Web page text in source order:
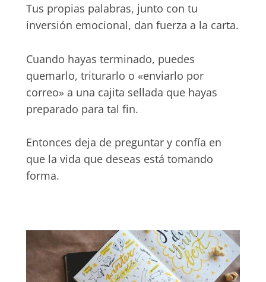
Tus propias palabras, junto con tu
inversión emocional, dan fuerza a la carta.
Cuando hayas terminado, puedes
quemarlo, triturarlo o «enviarlo por
correo» a una cajita sellada que hayas
preparado para tal fin.
Entonces deja de preguntar y confía en
que la vida que deseas está tomando
forma.